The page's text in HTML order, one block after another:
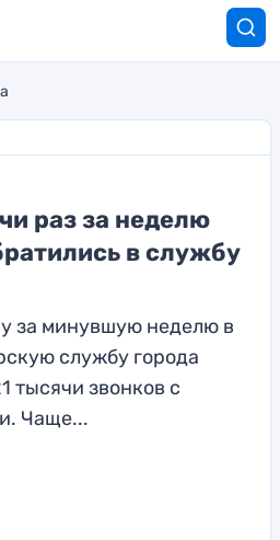
раз за неделю
в службу
за минувшую неделю в
службу города
тысячи звонков с
Чаще...